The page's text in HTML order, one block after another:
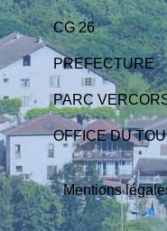
CG 26
PREFECTURE
PARC
OFFICE DU
Mentions